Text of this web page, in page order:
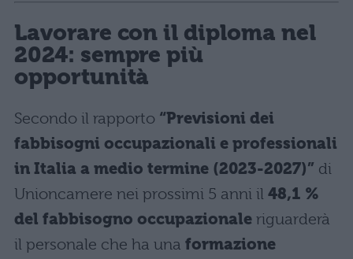
Lavorare con il diploma nel
2024: sempre più
opportunità
Secondo il rapporto “Previsioni dei
fabbisogni occupazionali e professionali
in Italia a medio termine (2023-2027)” di
Unioncamere nei prossimi 5 anni il 48,1 %
del fabbisogno occupazionale riguarderà
il personale che ha una formazione